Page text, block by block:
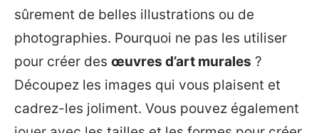
sûrement de belles illustrations ou de
photographies. Pourquoi ne pas les utiliser
pour créer des œuvres d’art murales ?
Découpez les images qui vous plaisent et
cadrez-les joliment. Vous pouvez également